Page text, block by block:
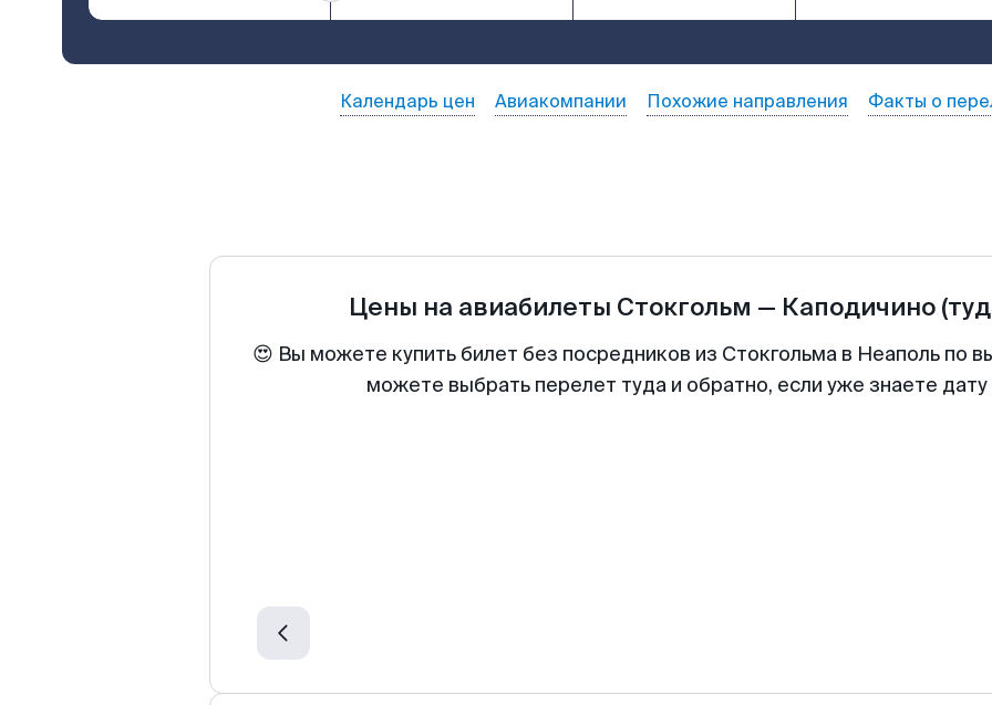
Календарь цен Авиакомпании Похожие направления Факты о
Цены на авиабилеты Стокгольм — Каподичино
😍 Вы можете купить билет без посредников из Стокгольма в Неаполь по
можете выбрать перелет туда и обратно, если уже знаете